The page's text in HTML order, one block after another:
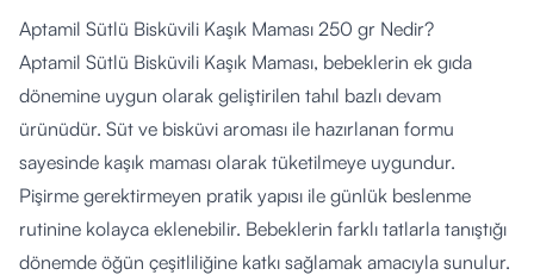
Aptamil Sütlü Bisküvili Kaşık Maması 250 gr Nedir?
Aptamil Sütlü Bisküvili Kaşık Maması, bebeklerin ek gıda
dönemine uygun olarak geliştirilen tahıl bazlı devam
ürünüdür. Süt ve bisküvi aroması ile hazırlanan formu
sayesinde kaşık maması olarak tüketilmeye uygundur.
Pişirme gerektirmeyen pratik yapısı ile günlük beslenme
rutinine kolayca eklenebilir. Bebeklerin farklı tatlarla tanıştığı
dönemde öğün çeşitliliğine katkı sağlamak amacıyla sunulur.